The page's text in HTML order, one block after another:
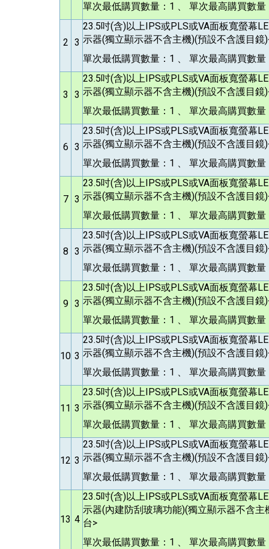
單次最低購買數量：1 、 單次最高購買數量
2 3
23.5吋(含)以上IPS或PLS或VA面板寬螢幕
示器(獨立顯示器不含主機)(預設不含護目
單次最低購買數量：1 、 單次最高購買數量
3 3
23.5吋(含)以上IPS或PLS或VA面板寬螢幕
示器(獨立顯示器不含主機)(預設不含護目
單次最低購買數量：1 、 單次最高購買數量
6 3
23.5吋(含)以上IPS或PLS或VA面板寬螢幕
示器(獨立顯示器不含主機)(預設不含護目
單次最低購買數量：1 、 單次最高購買數量
7 3
23.5吋(含)以上IPS或PLS或VA面板寬螢幕
示器(獨立顯示器不含主機)(預設不含護目
單次最低購買數量：1 、 單次最高購買數量
8 3
23.5吋(含)以上IPS或PLS或VA面板寬螢幕
示器(獨立顯示器不含主機)(預設不含護目
單次最低購買數量：1 、 單次最高購買數量
9 3
23.5吋(含)以上IPS或PLS或VA面板寬螢幕
示器(獨立顯示器不含主機)(預設不含護目
單次最低購買數量：1 、 單次最高購買數量
10 3
23.5吋(含)以上IPS或PLS或VA面板寬螢幕
示器(獨立顯示器不含主機)(預設不含護目
單次最低購買數量：1 、 單次最高購買數量
11 3
23.5吋(含)以上IPS或PLS或VA面板寬螢幕
示器(獨立顯示器不含主機)(預設不含護目
單次最低購買數量：1 、 單次最高購買數量
12 3
23.5吋(含)以上IPS或PLS或VA面板寬螢幕
示器(獨立顯示器不含主機)(預設不含護目
單次最低購買數量：1 、 單次最高購買數量
13 4
23.5吋(含)以上IPS或PLS或VA面板寬螢幕
示器(內建防刮玻璃功能)(獨立顯示器不含
台>
單次最低購買數量：1 、 單次最高購買數量